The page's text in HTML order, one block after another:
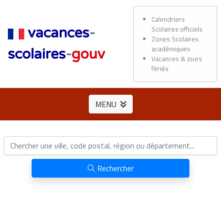
vacances-
scolaires-gouv
Calendriers
Scolaires officiels
Zones Scolaires
académiques
Vacances & Jours
fériés
MENU
Rechercher